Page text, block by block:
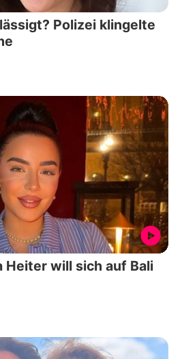
Polizei klingelte
Heiter will sich auf Bali